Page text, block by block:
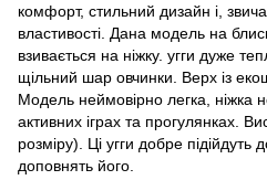
комфорт, стильний дизайн і,
властивості. Дана модель на
взивається на ніжку. угги дуже
щільний шар овчинки. Верх із
Модель неймовірно легка, ніжка
активних іграх та прогулянках.
розміру). Ці угги добре підійдуть
доповнять його.